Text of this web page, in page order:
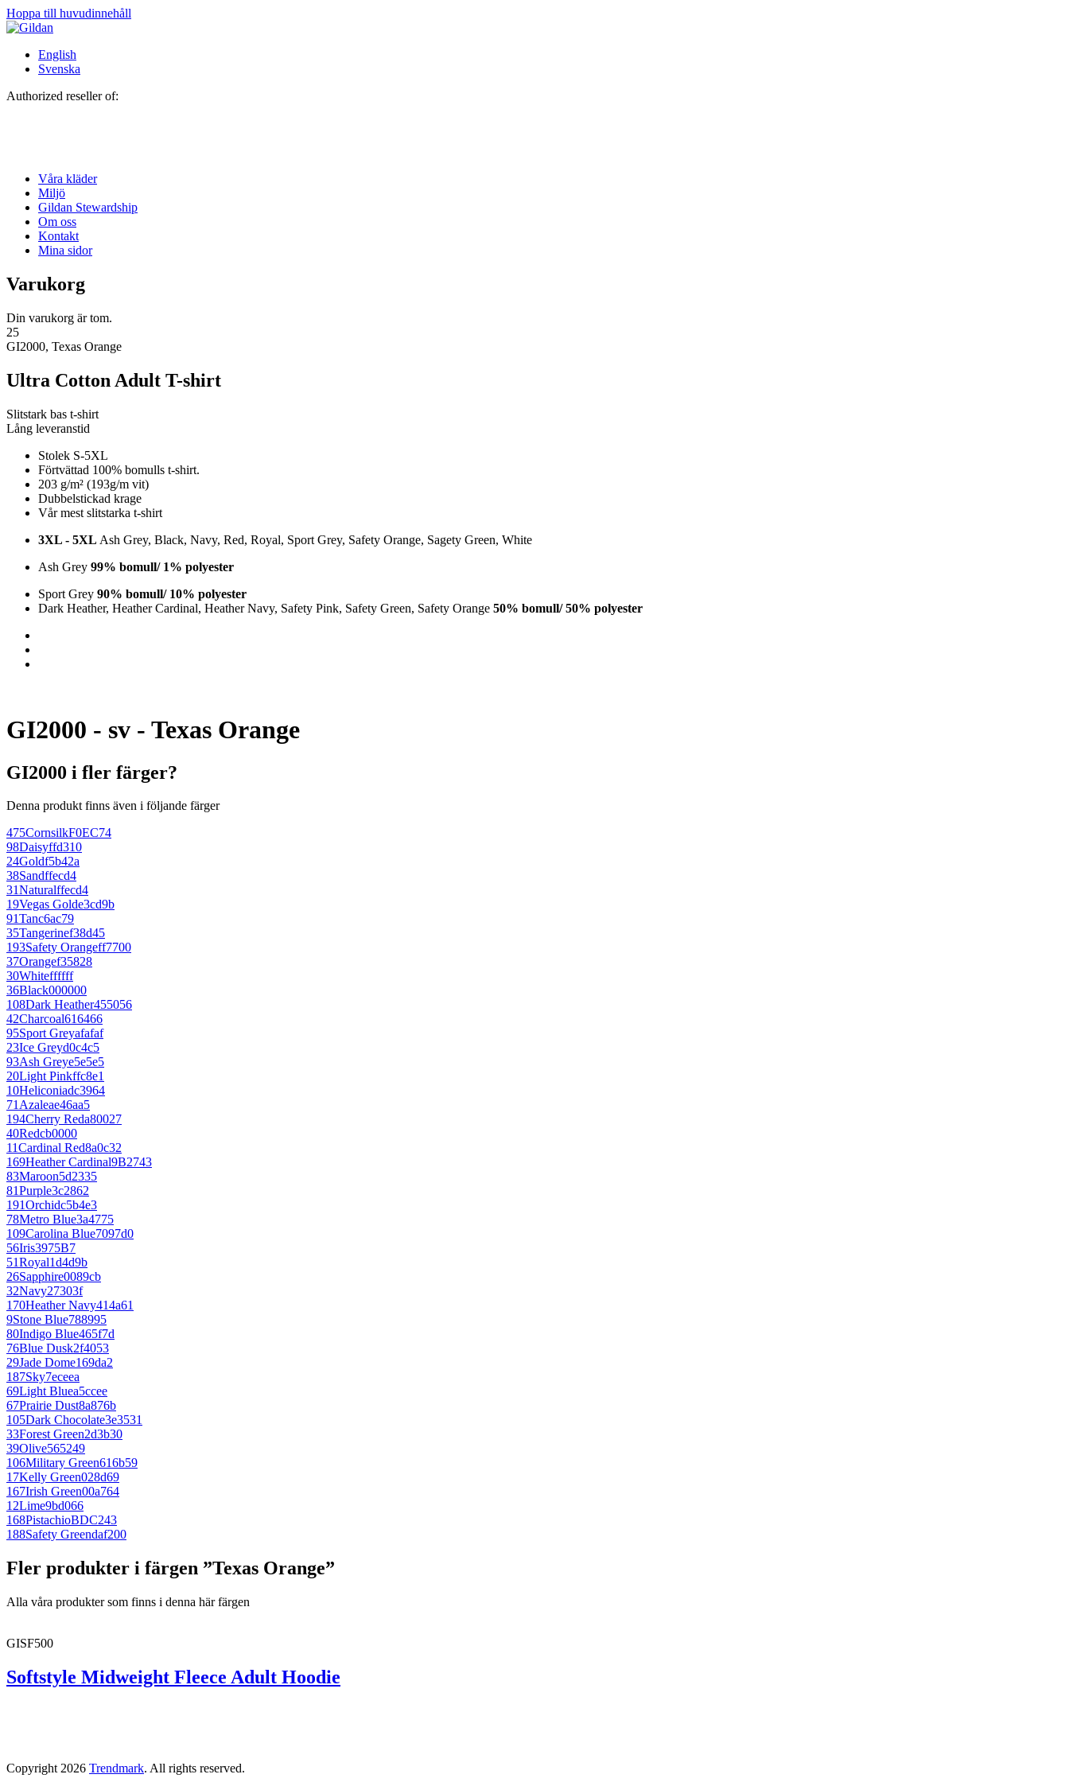
Hoppa till huvudinnehåll
English
Svenska
Authorized reseller of:
Våra kläder
Miljö
Gildan Stewardship
Om oss
Kontakt
Mina sidor
Varukorg
Din varukorg är tom.
25
GI2000, Texas Orange
Ultra Cotton Adult T-shirt
Slitstark bas t-shirt
Lång leveranstid
Stolek S-5XL
Förtvättad 100% bomulls t-shirt.
203 g/m² (193g/m vit)
Dubbelstickad krage
Vår mest slitstarka t-shirt
3XL - 5XL Ash Grey, Black, Navy, Red, Royal, Sport Grey, Safety Orange, Sagety Green, White
Ash Grey 99% bomull/ 1% polyester
Sport Grey 90% bomull/ 10% polyester
Dark Heather, Heather Cardinal, Heather Navy, Safety Pink, Safety Green, Safety Orange 50% bomull/ 50% polyester
GI2000 - sv - Texas Orange
GI2000 i fler färger?
Denna produkt finns även i följande färger
475CornsilkF0EC74
98Daisyffd310
24Goldf5b42a
38Sandffecd4
31Naturalffecd4
19Vegas Golde3cd9b
91Tanc6ac79
35Tangerinef38d45
193Safety Orangeff7700
37Orangef35828
30Whiteffffff
36Black000000
108Dark Heather455056
42Charcoal616466
95Sport Greyafafaf
23Ice Greyd0c4c5
93Ash Greye5e5e5
20Light Pinkffc8e1
10Heliconiadc3964
71Azaleae46aa5
194Cherry Reda80027
40Redcb0000
11Cardinal Red8a0c32
169Heather Cardinal9B2743
83Maroon5d2335
81Purple3c2862
191Orchidc5b4e3
78Metro Blue3a4775
109Carolina Blue7097d0
56Iris3975B7
51Royal1d4d9b
26Sapphire0089cb
32Navy27303f
170Heather Navy414a61
9Stone Blue788995
80Indigo Blue465f7d
76Blue Dusk2f4053
29Jade Dome169da2
187Sky7eceea
69Light Bluea5ccee
67Prairie Dust8a876b
105Dark Chocolate3e3531
33Forest Green2d3b30
39Olive565249
106Military Green616b59
17Kelly Green028d69
167Irish Green00a764
12Lime9bd066
168PistachioBDC243
188Safety Greendaf200
Fler produkter i färgen ”Texas Orange”
Alla våra produkter som finns i denna här färgen
GISF500
Softstyle Midweight Fleece Adult Hoodie
Copyright 2026 Trendmark. All rights reserved.